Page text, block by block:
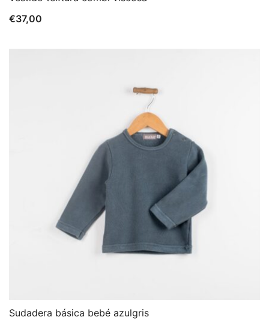
€37,00
Sudadera básica bebé azulgris